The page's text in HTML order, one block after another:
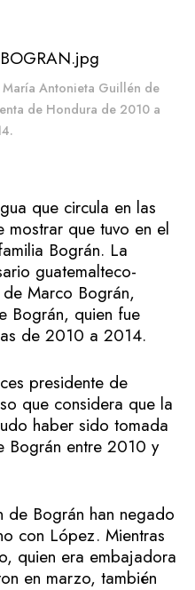
Antonieta Guillén de
de Hondura de 2010 a
que circula en las
mostrar que tuvo en el
Bográn. La
guatemalteco-
Marco Bográn,
Bográn, quien fue
de 2010 a 2014.
presidente de
que considera que la
haber sido tomada
Bográn entre 2010 y
de Bográn han negado
con López. Mientras
quien era embajadora
en marzo, también